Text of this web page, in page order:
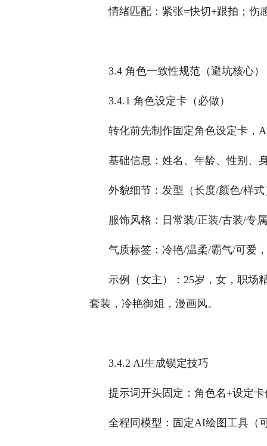
情绪匹配：紧张=快切+跟拍；伤
3.4 角色一致性规范（避坑核心）
3.4.1 角色设定卡（必做）
转化前先制作固定角色设定卡，
基础信息：姓名、年龄、性别、
外貌细节：发型（长度/颜色/样
服饰风格：日常装/正装/古装/专
气质标签：冷艳/温柔/霸气/可爱
示例（女主）：25岁，女，职场
套装，冷艳御姐，漫画风。
3.4.2 AI生成锁定技巧
提示词开头固定：角色名+设定
全程同模型：固定AI绘图工具（